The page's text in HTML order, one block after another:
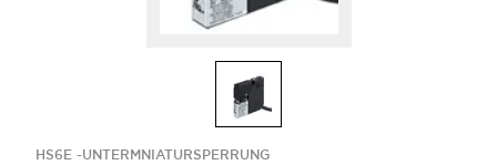
HS6E -UNTERMNIATURSPERRUNG